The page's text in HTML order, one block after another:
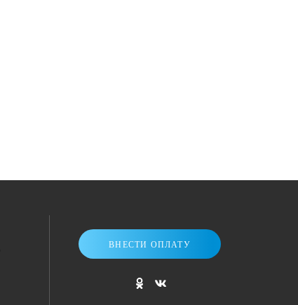
ВНЕСТИ ОПЛАТУ